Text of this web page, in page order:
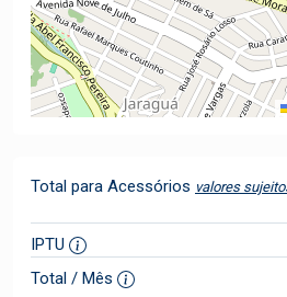
Total para Acessórios valores
IPTU
Total / Mês